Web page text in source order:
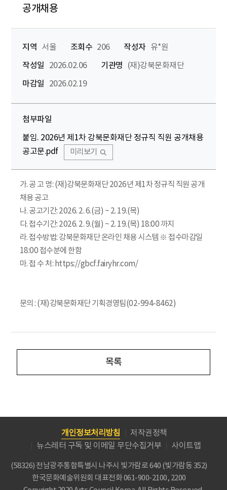
공개채용
지역 서울 조회수 206 작성자 유*원
작성일
2026.02.06 기관명
(재)강북문화재단
마감일
2026.02.19
첨부파일
붙임. 2026년 제1차 강북문화재단 정규직 직원 공개채용
공고문.pdf
미리보기
가. 공 고 명: (재)강북문화재단 2026년 제1차 정규직 직원 공개
채용 공고
나. 공고기간: 2026. 2. 6.(금) ~ 2. 19.(목)
다. 접수기간: 2026. 2. 9.(월) ~ 2. 19.(목) 18:00 까지
라. 접수방법: 강북문화재단 온라인 채용 시스템 ※ 접수마감일
18:00 접수분에 한함
마. 접 수 처: https://gbcf.fairyhr.com/
문의 : (재)강북문화재단 기획경영팀(02-994-8462)
목록
개인정보처리방침
저작권정책
뉴스레터 구독 및 이메일 무단수집거부
사이트맵
(58326) 전남광주통합특별시 나주시 빛가람로 640 (빛가람동 352)
한국문화예술위원회 대표전화 061-900-2100, 2200